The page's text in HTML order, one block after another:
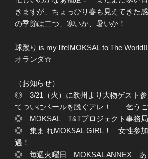
きますが、ちょっぴり春も見えてきた
の季節は二つ、寒いか、暑いか！
球蹴り is my life!MOKSAL to The
オランダ☆
（お知らせ）
◎ 3/21（火）に欧州より大物ゲスト
てついにベールを脱ぐアレ！ 乞う
◎ MOKSAL T&Tプロジェクト事務局
◎ 集ま れMOKSAL GIRL！ 女性参加
遇！
◎ 毎週火曜日 MOKSAL ANNEX